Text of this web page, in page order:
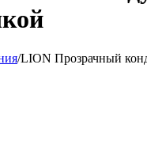
/LION Прозрачный